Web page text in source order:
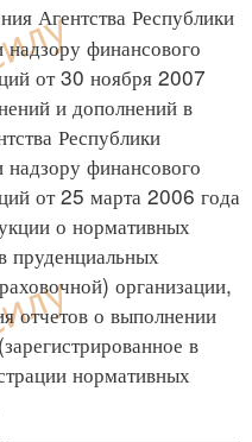
Агентства Республики
финансового
от 30 ноября 2007
и дополнений в
Республики
финансового
от 25 марта 2006 года
о нормативных
пруденциальных
организации,
отчетов о выполнении
в
нормативных